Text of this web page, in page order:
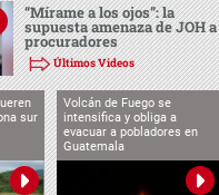
“Mírame a los ojos”: la
supuesta amenaza de JOH a
procuradores
Últimos Videos
sur
Volcán de Fuego se
intensifica y obliga a
evacuar a pobladores en
Guatemala